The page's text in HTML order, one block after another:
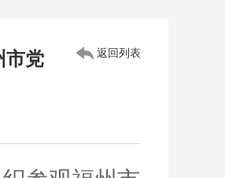
返回列表
市党